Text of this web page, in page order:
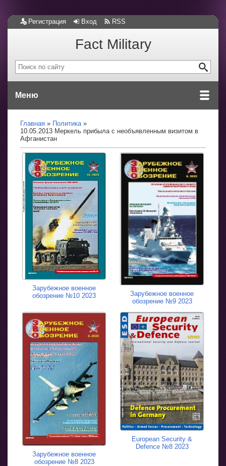
Регистрация Вход RSS
Fact Military
Меню
Главная
Политика
10.05.2013 Меркель прибыла с необъявленным визитом в
Афганистан
Зарубежное военное
обозрение №10 2023
Зарубежное военное
обозрение №9 2023
Зарубежное военное
обозрение №8 2023
European Security &
Defence №8 2023